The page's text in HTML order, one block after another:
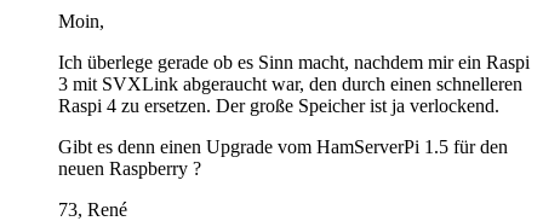
Moin,
Ich überlege gerade ob es Sinn macht, nachdem mir ein Raspi
3 mit SVXLink abgeraucht war, den durch einen schnelleren
Raspi 4 zu ersetzen. Der große Speicher ist ja verlockend.
Gibt es denn einen Upgrade vom HamServerPi 1.5 für den
neuen Raspberry ?
73, René